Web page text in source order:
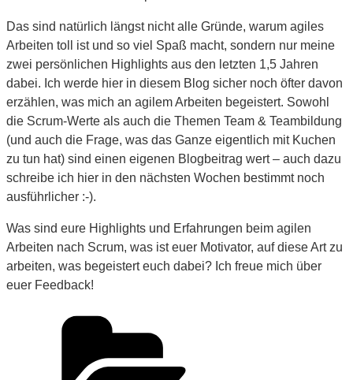
Das sind natürlich längst nicht alle Gründe, warum agiles
Arbeiten toll ist und so viel Spaß macht, sondern nur meine
zwei persönlichen Highlights aus den letzten 1,5 Jahren
dabei. Ich werde hier in diesem Blog sicher noch öfter davon
erzählen, was mich an agilem Arbeiten begeistert. Sowohl
die Scrum-Werte als auch die Themen Team & Teambildung
(und auch die Frage, was das Ganze eigentlich mit Kuchen
zu tun hat) sind einen eigenen Blogbeitrag wert – auch dazu
schreibe ich hier in den nächsten Wochen bestimmt noch
ausführlicher :-).
Was sind eure Highlights und Erfahrungen beim agilen
Arbeiten nach Scrum, was ist euer Motivator, auf diese Art zu
arbeiten, was begeistert euch dabei? Ich freue mich über
euer Feedback!